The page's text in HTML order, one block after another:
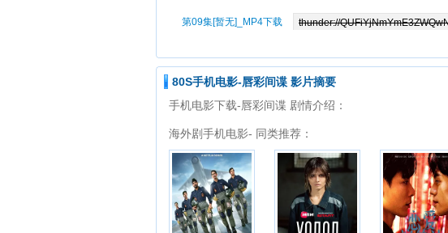
第09集[暂无]_MP4下载
80S手机电影-唇彩间谍 影片摘要
手机电影下载-唇彩间谍 剧情介绍：
海外剧手机电影- 同类推荐：